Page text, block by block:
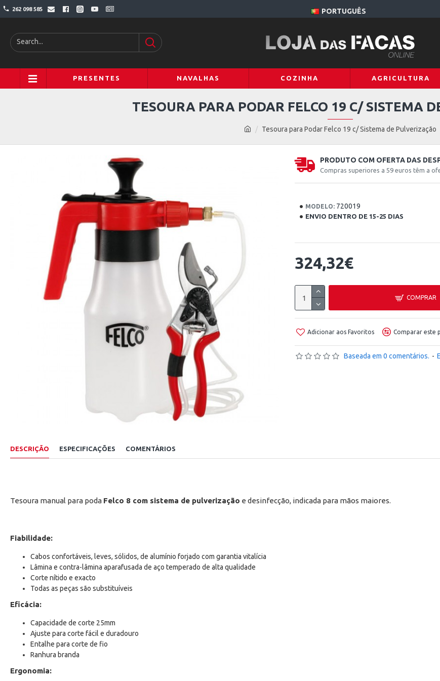
262 098 585 PORTUGUÊS
PRESENTES NAVALHAS COZINHA AGRICULTURA
Tesoura para Podar Felco 19 c/ Sistema de Pulverização
TESOURA PARA PODAR FELCO 19 C/ SISTEMA
PRODUTO COM OFERTA DAS
Compras superiores a 59 euros têm a
MODELO: 720019
ENVIO DENTRO DE 15-25 DIAS
Baseada em 0 comentários. -
324,32€
COMPRAR
Adicionar aos Favoritos Comparar este
DESCRIÇÃO ESPECIFICAÇÕES COMENTÁRIOS
Tesoura manual para poda Felco 8 com sistema de pulverização e desinfecção, indicada para mãos maiores.
Fiabilidade:
Cabos confortáveis, leves, sólidos, de alumínio forjado com garantia vitalícia
Lâmina e contra-lâmina aparafusada de aço temperado de alta qualidade
Corte nítido e exacto
Todas as peças são substituíveis
Eficácia:
Capacidade de corte 25mm
Ajuste para corte fácil e duradouro
Entalhe para corte de fio
Ranhura branda
Ergonomia: